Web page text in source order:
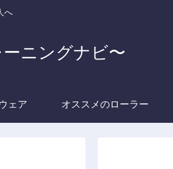
へ
ニングナビ〜
ェア オススメのローラー